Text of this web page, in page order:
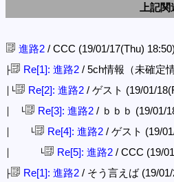
上記
進路2 / CCC (19/01/17(Thu) 18:50)
├ Re[1]: 進路2 / 5ch情報（未確定
│└ Re[2]: 進路2 / ゲスト (19/01/
│ └ Re[3]: 進路2 / ｂｂｂ (19/01/
│ └ Re[4]: 進路2 / ゲスト (19/
│ └ Re[5]: 進路2 / CCC (19/
├ Re[1]: 進路2 / そう言えば (19/